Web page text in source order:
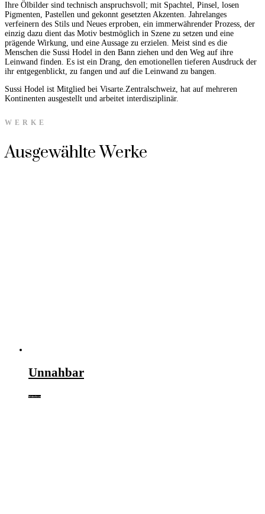
Ihre Ölbilder sind technisch anspruchsvoll; mit Spachtel, Pinsel, losen
Pigmenten, Pastellen und gekonnt gesetzten Akzenten. Jahrelanges
verfeinern des Stils und Neues erproben, ein immerwährender Prozess, der
einzig dazu dient das Motiv bestmöglich in Szene zu setzen und eine
prägende Wirkung, und eine Aussage zu erzielen. Meist sind es die
Menschen die Sussi Hodel in den Bann ziehen und den Weg auf ihre
Leinwand finden. Es ist ein Drang, den emotionellen tieferen Ausdruck der
ihr entgegenblickt, zu fangen und auf die Leinwand zu bangen.
Sussi Hodel ist Mitglied bei Visarte.Zentralschweiz, hat auf mehreren
Kontinenten ausgestellt und arbeitet interdisziplinär.
WERKE
Ausgewählte Werke
Unnahbar
Weiterlesen